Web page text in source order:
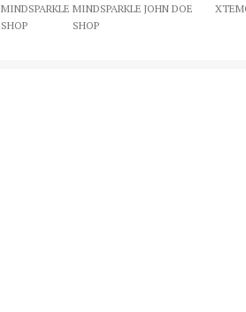
MINDSPARKLE
SHOP
MINDSPARKLE
SHOP
JOHN DOE